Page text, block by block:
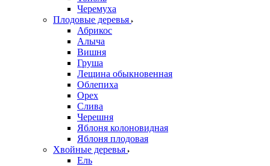
Черемуха
Плодовые деревья
Абрикос
Алыча
Вишня
Груша
Лещина обыкновенная
Облепиха
Орех
Слива
Черешня
Яблоня колоновидная
Яблоня плодовая
Хвойные деревья
Ель